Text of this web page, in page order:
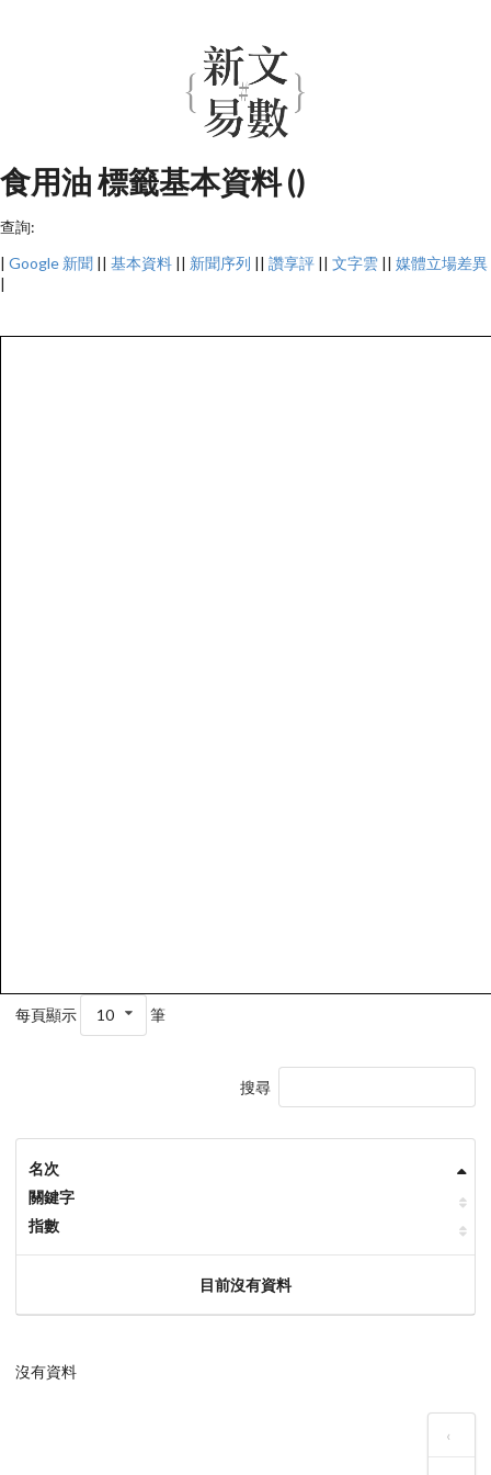
食用油 標籤基本資料 ()
查詢:
| Google 新聞 || 基本資料 || 新聞序列 || 讚享評 || 文字雲 || 媒體立場差異
|
每頁顯示 10 筆
搜尋
名次
關鍵字
指數
目前沒有資料
沒有資料
‹